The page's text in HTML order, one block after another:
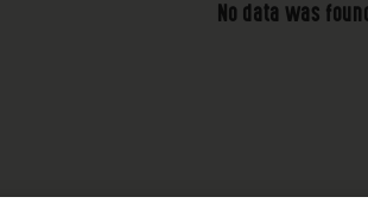
No data was found